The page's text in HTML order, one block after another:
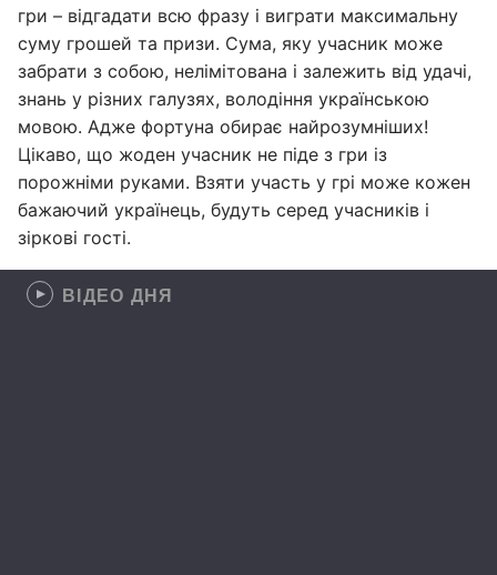
гри – відгадати всю фразу і виграти максимальну
суму грошей та призи. Сума, яку учасник може
забрати з собою, нелімітована і залежить від удачі,
знань у різних галузях, володіння українською
мовою. Адже фортуна обирає найрозумніших!
Цікаво, що жоден учасник не піде з гри із
порожніми руками. Взяти участь у грі може кожен
бажаючий українець, будуть серед учасників і
зіркові гості.
ВІДЕО ДНЯ